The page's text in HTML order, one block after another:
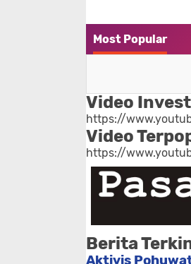
Most Popular
Video
https://
Video
https://
Berita
Aktivis